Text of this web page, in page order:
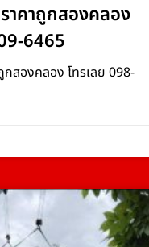
าคาถูกสองคลอง
6465
กสองคลอง โทรเลย 098-